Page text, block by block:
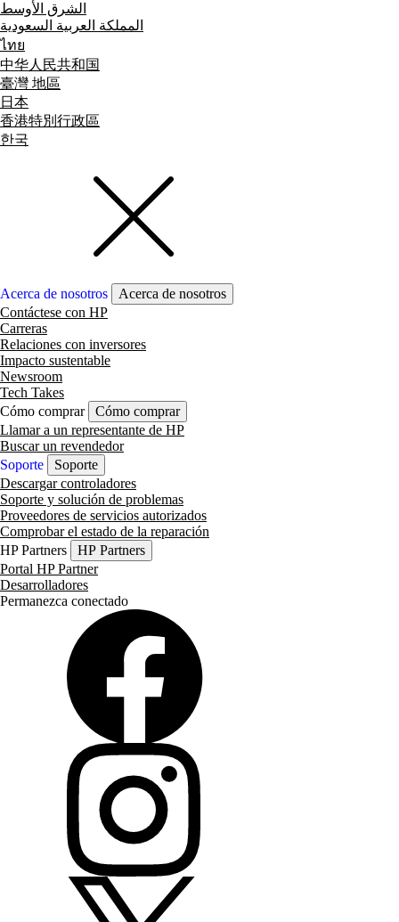
الشرق الأوسط
المملكة العربية السعودية
ไทย
中华人民共和国
臺灣 地區
日本
香港特別行政區
한국
Acerca de nosotros
Acerca de nosotros
Contáctese con HP
Carreras
Relaciones con inversores
Impacto sustentable
Newsroom
Tech Takes
Cómo comprar
Cómo comprar
Llamar a un representante de HP
Buscar un revendedor
Soporte
Soporte
Descargar controladores
Soporte y solución de problemas
Proveedores de servicios autorizados
Comprobar el estado de la reparación
HP Partners
HP Partners
Portal HP Partner
Desarrolladores
Permanezca conectado